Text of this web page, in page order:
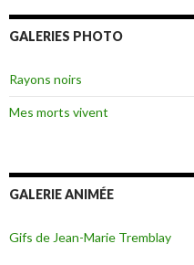
GALERIES PHOTO
Rayons noirs
Mes morts vivent
GALERIE ANIMÉE
Gifs de Jean-Marie Tremblay